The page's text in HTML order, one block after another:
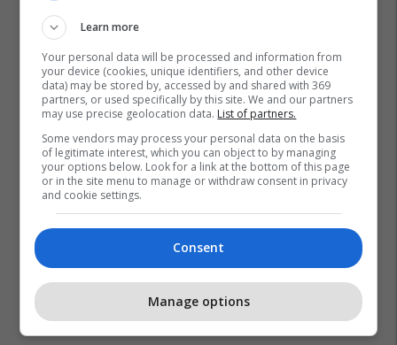
Learn more
Your personal data will be processed and information from
your device (cookies, unique identifiers, and other device
data) may be stored by, accessed by and shared with 369
partners, or used specifically by this site. We and our partners
may use precise geolocation data. List of partners.
Some vendors may process your personal data on the basis
of legitimate interest, which you can object to by managing
your options below. Look for a link at the bottom of this page
or in the site menu to manage or withdraw consent in privacy
and cookie settings.
Consent
Manage options